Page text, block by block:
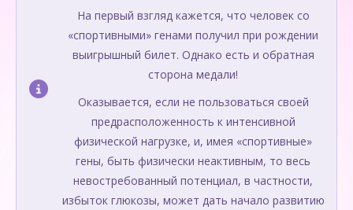
На первый взгляд кажется, что человек со
«спортивными» генами получил при рождении
выигрышный билет. Однако есть и обратная
сторона медали!
Оказывается, если не пользоваться своей
предрасположенность к интенсивной
физической нагрузке, и, имея «спортивные»
гены, быть физически неактивным, то весь
невостребованный потенциал, в частности,
избыток глюкозы, может дать начало развитию